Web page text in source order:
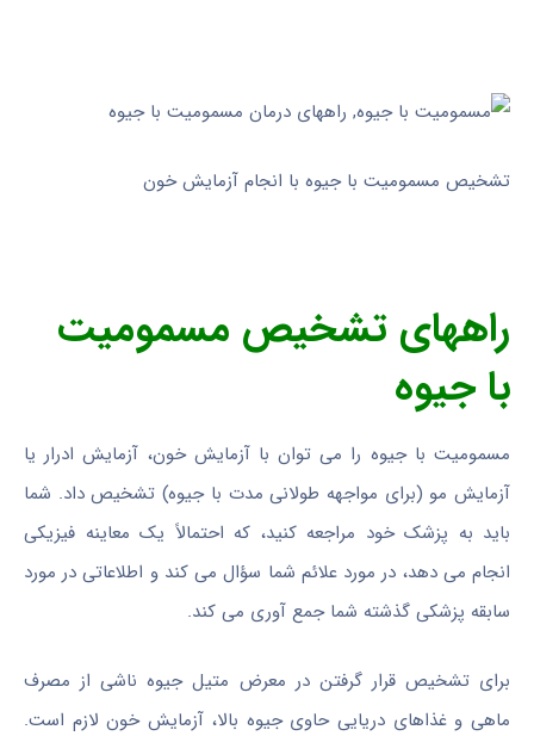
تشخیص مسمومیت با جیوه با انجام آزمایش خون
راههای تشخیص مسمومیت
با جیوه
مسمومیت با جیوه را می توان با آزمایش خون، آزمایش ادرار یا
آزمایش مو (برای مواجهه طولانی مدت با جیوه) تشخیص داد. شما
باید به پزشک خود مراجعه کنید، که احتمالاً یک معاینه فیزیکی
انجام می دهد، در مورد علائم شما سؤال می کند و اطلاعاتی در مورد
سابقه پزشکی گذشته شما جمع آوری می کند.
برای تشخیص قرار گرفتن در معرض متیل جیوه ناشی از مصرف
ماهی و غذاهای دریایی حاوی جیوه بالا، آزمایش خون لازم است.